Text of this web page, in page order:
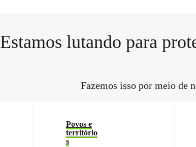
Estamos lutando para
Fazemos isso por meio de
Povos e
território
s